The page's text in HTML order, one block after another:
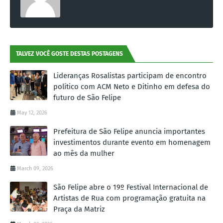
TALVEZ VOCÊ GOSTE DESTAS POSTAGENS
Lideranças Rosalistas participam de encontro
político com ACM Neto e Ditinho em defesa do
futuro de São Felipe
May 12, 2026
Prefeitura de São Felipe anuncia importantes
investimentos durante evento em homenagem
ao mês da mulher
March 09, 2026
São Felipe abre o 19º Festival Internacional de
Artistas de Rua com programação gratuita na
Praça da Matriz